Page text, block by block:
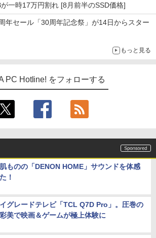
が一時17万円割れ [8月前半のSSD価格]
年セール「30周年記念祭」が14日からスター
もっと見る
PC Hotline! をフォローする
ものの「DENON HOME」サウンドを体感
！
グレードテレビ「TCL Q7D Pro」。圧巻の
美で映画＆ゲームが極上体験に